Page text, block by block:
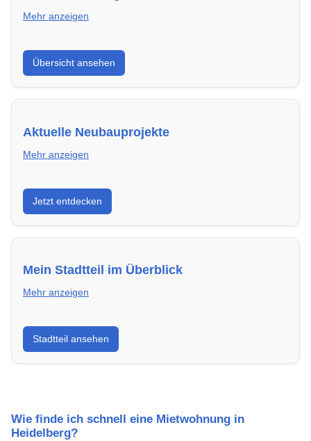
Mehr anzeigen
Hier findest du die wichtigsten Anbieter in Heidelberg
– von Genossenschaften bis zu privaten Vermietern.
Übersicht ansehen
Aktuelle Neubauprojekte
Mehr anzeigen
Entdecke Neubauprojekte in Heidelberg – modern,
energieeffizient und sofort bezugsfertig.
Jetzt entdecken
Mein Stadtteil im Überblick
Mehr anzeigen
Erfahre mehr über deinen Stadtteil in Heidelberg:
Lebensqualität, Verkehrsanbindung, Schulen,
Freizeitmöglichkeiten und Mietpreise.
Stadtteil ansehen
Wie finde ich schnell eine Mietwohnung in
Heidelberg?